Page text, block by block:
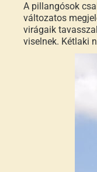
A pillangósok
változatos
virágaik
viselnek. Kétlaki